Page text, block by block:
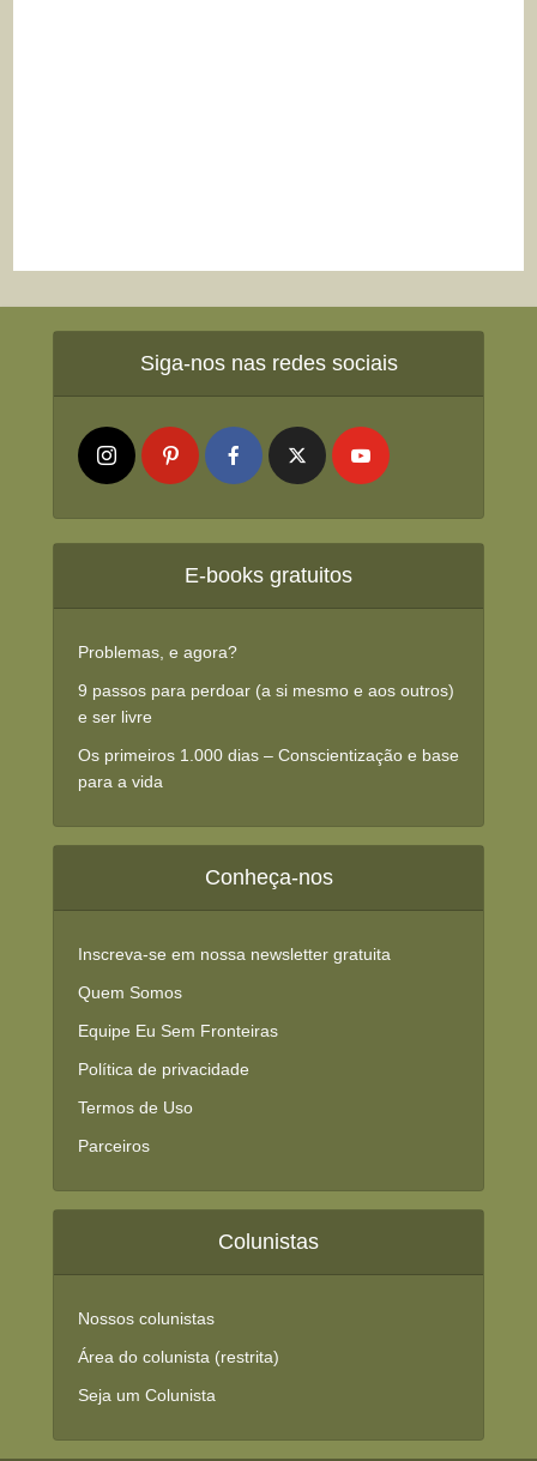
Siga-nos nas redes sociais
E-books gratuitos
Problemas, e agora?
9 passos para perdoar (a si mesmo e aos outros)
e ser livre
Os primeiros 1.000 dias – Conscientização e base
para a vida
Conheça-nos
Inscreva-se em nossa newsletter gratuita
Quem Somos
Equipe Eu Sem Fronteiras
Política de privacidade
Termos de Uso
Parceiros
Colunistas
Nossos colunistas
Área do colunista (restrita)
Seja um Colunista